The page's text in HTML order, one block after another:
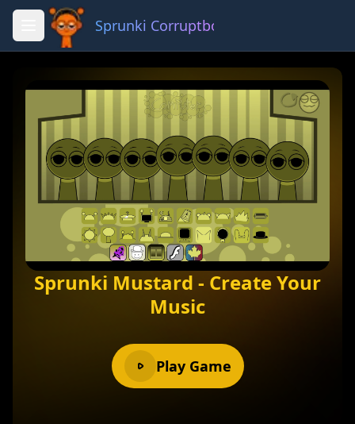
Sprunki Corruptbox 3 x
Sprunki Mustard - Create Your
Music
Play Game
Fullscreen